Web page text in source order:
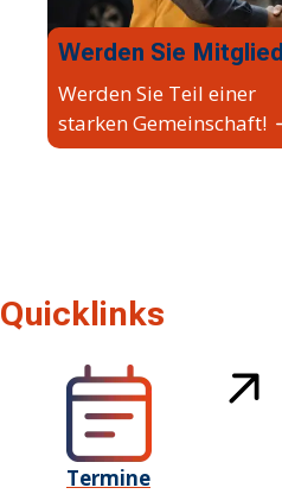
Werden Sie Mitglied
Werden Sie Teil einer
starken Gemeinschaft!
Quicklinks
Termine